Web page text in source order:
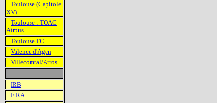
Toulouse (Capitole
XV)
Toulouse : TOAC
Airbus
Toulouse FC
Valence d'Agen
Villecomtal/Arros
IRB
FIRA